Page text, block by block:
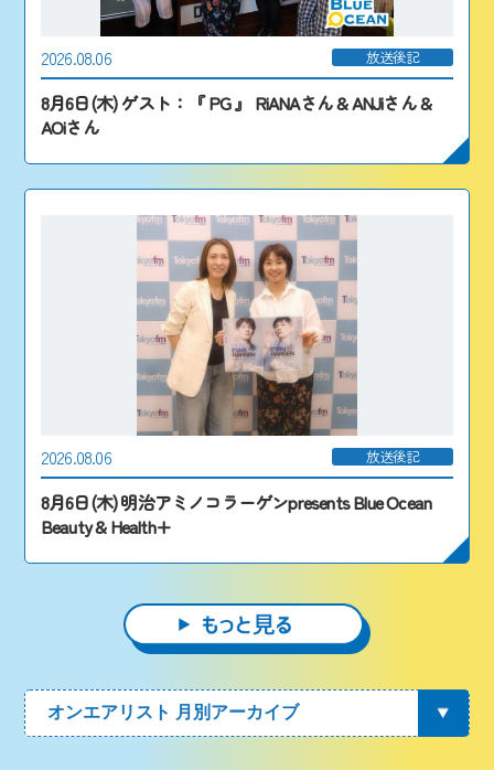
2026.08.06 放送後記
8月6日(木) ゲスト：『 PG 』 RiANAさん & ANJiさん &
AOiさん
2026.08.06 放送後記
8月6日(木) 明治アミノコラーゲンpresents Blue Ocean
Beauty & Health+